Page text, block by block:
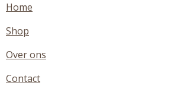
Home
Shop
Over ons
Contact